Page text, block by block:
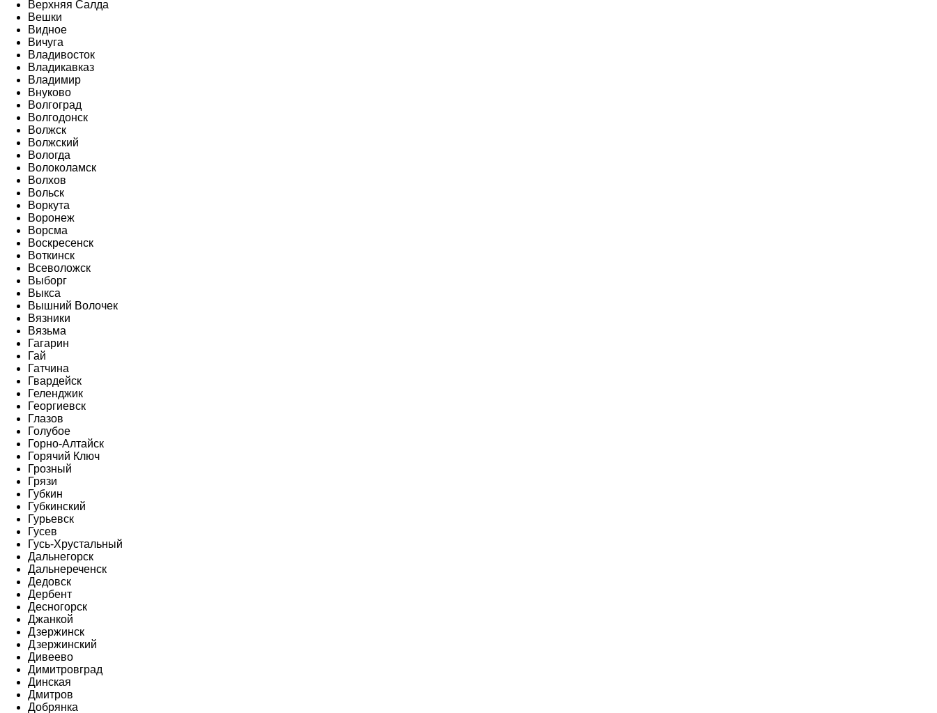
Верхняя Салда
Вешки
Видное
Вичуга
Владивосток
Владикавказ
Владимир
Внуково
Волгоград
Волгодонск
Волжск
Волжский
Вологда
Волоколамск
Волхов
Вольск
Воркута
Воронеж
Ворсма
Воскресенск
Воткинск
Всеволожск
Выборг
Выкса
Вышний Волочек
Вязники
Вязьма
Гагарин
Гай
Гатчина
Гвардейск
Геленджик
Георгиевск
Глазов
Голубое
Горно-Алтайск
Горячий Ключ
Грозный
Грязи
Губкин
Губкинский
Гурьевск
Гусев
Гусь-Хрустальный
Дальнегорск
Дальнереченск
Дедовск
Дербент
Десногорск
Джанкой
Дзержинск
Дзержинский
Дивеево
Димитровград
Динская
Дмитров
Добрянка